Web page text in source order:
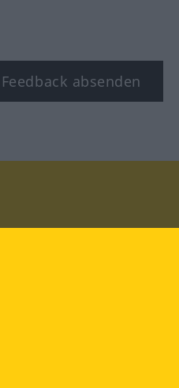
Feedback absenden